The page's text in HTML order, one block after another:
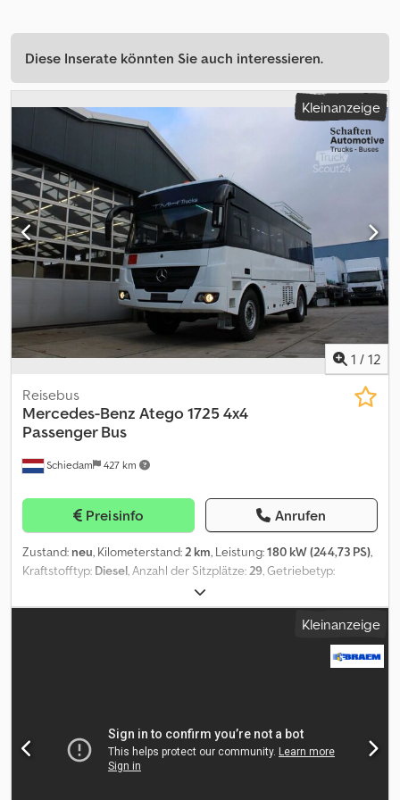
Diese Inserate könnten Sie auch interessieren.
Kleinanzeige
1 / 12
Schiedam 427 km
Reisebus
Mercedes-Benz Atego 1725 4x4
Passenger Bus
Preisinfo Anrufen
Zustand: neu, Kilometerstand:2 km, Leistung:180 kW (244,73 PS),
Kraftstofftyp: Diesel, Anzahl der Sitzplätze:29, Getriebetyp:
, Achsen-Konfiguration:
Farbe:Weiß, Federung:Blatt, Reifengröße:365/80 R 20, Radstand:
Allradantrieb,
, = Weitere
Optionen und Zubehör = - Heizung - Radio - Radio/CD-Spieler =
(PTO) = Anmerkungen = Der Mercedes-Benz Atego 1725 4×4
Personenbus ist ein robuster und vielseitiger Personenbus, der
speziell für den komfortablen und sicheren Transport in
Kleinanzeige